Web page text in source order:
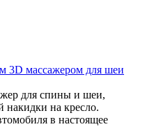
3D массажером для шеи
для спины и шеи,
на кресло.
в настоящее